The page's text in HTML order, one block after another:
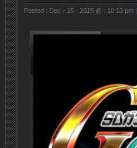
Posted : Dec - 15 - 2015 @ : 10:13 pm |